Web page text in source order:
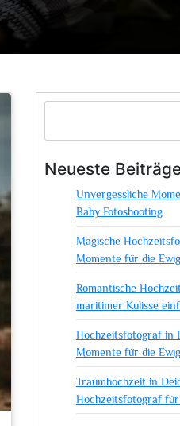
Neueste
Unvergessliche
Baby Fotoshooting
Magische
Momente für die
Romantische
maritimer Kulisse
Hochzeitsfotograf in
Momente für die
Traumhochzeit in
Hochzeitsfotograf